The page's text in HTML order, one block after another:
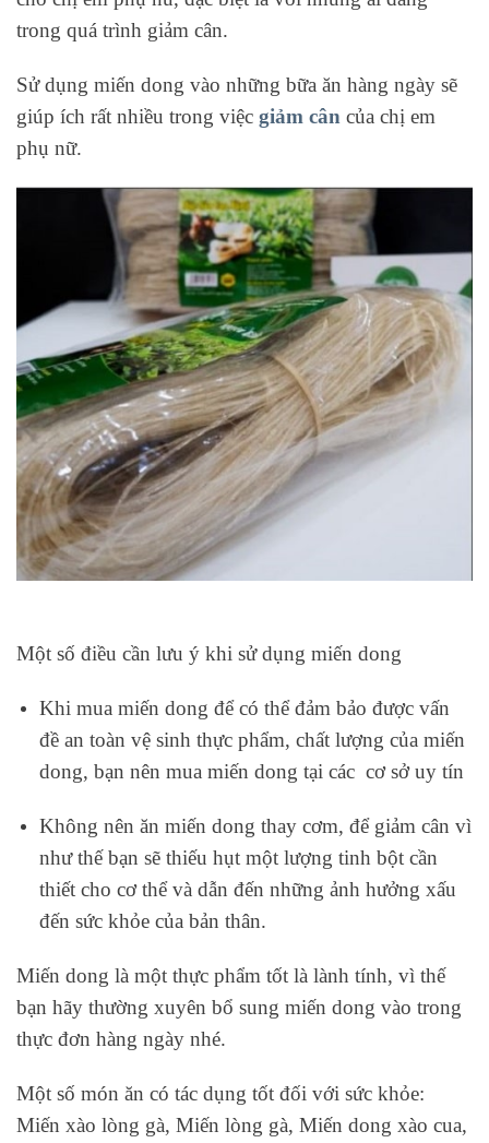
trong quá trình giảm cân.
Sử dụng miến dong vào những bữa ăn hàng ngày sẽ
giúp ích rất nhiều trong việc giảm cân của chị em
phụ nữ.
Một số điều cần lưu ý khi sử dụng miến dong
Khi mua miến dong để có thể đảm bảo được vấn
đề an toàn vệ sinh thực phẩm, chất lượng của miến
dong, bạn nên mua miến dong tại các cơ sở uy tín
Không nên ăn miến dong thay cơm, để giảm cân vì
như thế bạn sẽ thiếu hụt một lượng tinh bột cần
thiết cho cơ thể và dẫn đến những ảnh hưởng xấu
đến sức khỏe của bản thân.
Miến dong là một thực phẩm tốt là lành tính, vì thế
bạn hãy thường xuyên bổ sung miến dong vào trong
thực đơn hàng ngày nhé.
Một số món ăn có tác dụng tốt đối với sức khỏe:
Miến xào lòng gà, Miến lòng gà, Miến dong xào cua,